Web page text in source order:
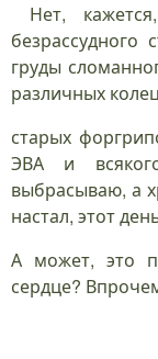
Нет,
безрассудного
груды
различных
старых
ЭВА и
выбрасываю, а
настал, этот
А может, это
сердце?